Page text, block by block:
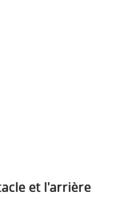
et l'arrière